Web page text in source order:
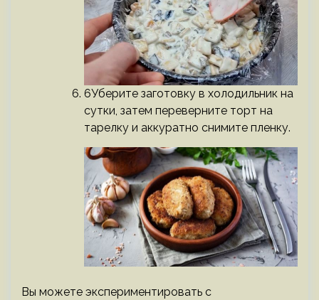
6Уберите заготовку в холодильник на
сутки, затем переверните торт на
тарелку и аккуратно снимите пленку.
Вы можете экспериментировать с